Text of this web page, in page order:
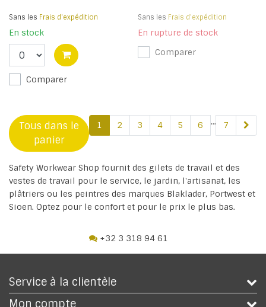
Sans les Frais d'expédition
En stock
Comparer
Sans les Frais d'expédition
En rupture de stock
Comparer
Tous dans le
panier
1 2 3 4 5 6 ... 7
Safety Workwear Shop fournit des gilets de travail et des
vestes de travail pour le service, le jardin, l'artisanat, les
plâtriers ou les peintres des marques Blaklader, Portwest et
Sioen. Optez pour le confort et pour le prix le plus bas.
+32 3 318 94 61
Service à la clientèle
Mon compte